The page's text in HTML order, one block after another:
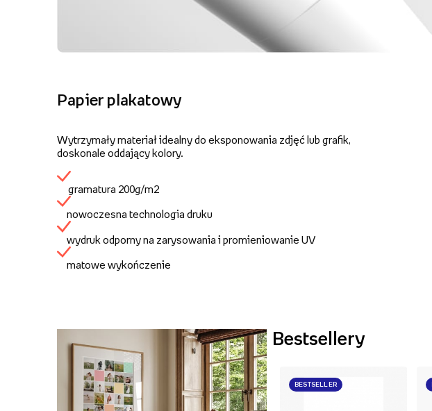
Papier plakatowy
Wytrzymały materiał idealny do eksponowania zdjęć lub grafik,
doskonale oddający kolory.
gramatura 200g/m2
nowoczesna technologia druku
wydruk odporny na zarysowania i promieniowanie UV
matowe wykończenie
Bestsellery
BESTSELLER